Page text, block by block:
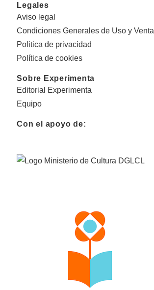
Legales
Aviso legal
Condiciones Generales de Uso y Venta
Politica de privacidad
Política de cookies
Sobre Experimenta
Editorial Experimenta
Equipo
Con el apoyo de: